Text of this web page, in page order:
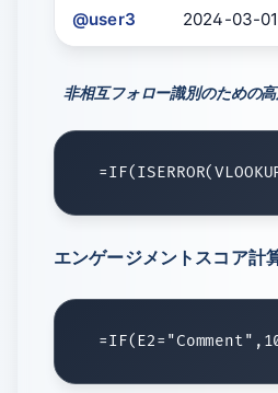
@user3 2024-03-01
非相互フォロー識別のための
エンゲージメントスコア計